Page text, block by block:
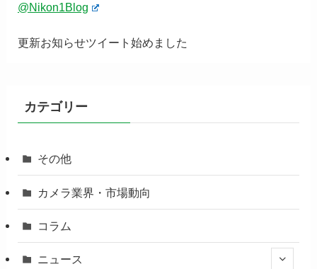
@Nikon1Blog
更新お知らせツイート始めました
カテゴリー
その他
カメラ業界・市場動向
コラム
ニュース